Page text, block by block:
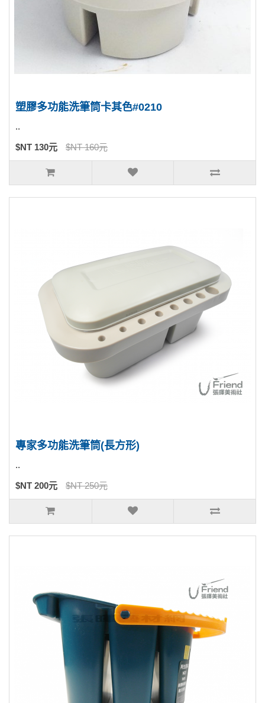
塑膠多功能洗筆筒卡其色#0210
..
$NT 130元 $NT 160元
專家多功能洗筆筒(長方形)
..
$NT 200元 $NT 250元